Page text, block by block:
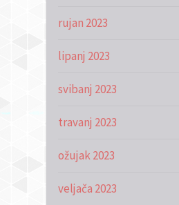
rujan 2023
lipanj 2023
svibanj 2023
travanj 2023
ožujak 2023
veljača 2023